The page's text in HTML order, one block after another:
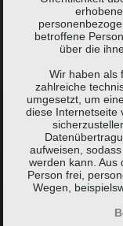
betroffene
über die
Wir haben als
zahlreiche
umgesetzt, um
diese Internetseite
aufweisen,
werden kann. Aus
Person frei,
Wegen,